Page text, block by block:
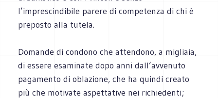
l’imprescindibile parere di competenza di chi è
preposto alla tutela.
Domande di condono che attendono, a migliaia,
di essere esaminate dopo anni dall’avvenuto
pagamento di oblazione, che ha quindi creato
più che motivate aspettative nei richiedenti;